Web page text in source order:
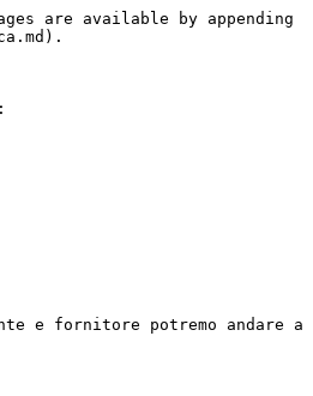
are available by appending
e fornitore potremo andare a